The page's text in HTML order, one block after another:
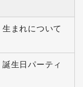
生まれについて
誕生日パーティ